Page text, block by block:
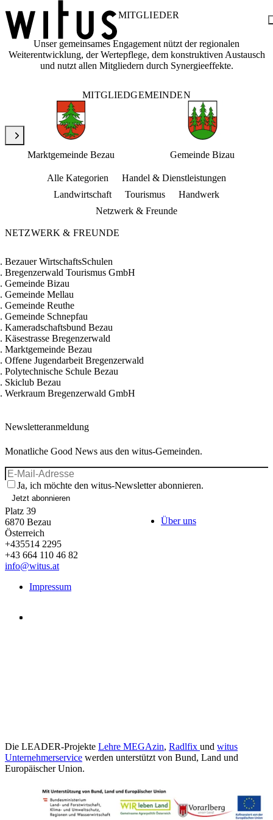
Blog
Über uns
Service
KEM witus
MITGLIEDER
Unser gemeinsames Engagement nützt der regionalen
Weiterentwicklung, der Wertepflege, dem konstruktiven Austausch
und nutzt allen Mitgliedern durch Synergieeffekte.
MITGLIEDGEMEINDEN
Marktgemeinde Bezau Gemeinde Bizau
Alle Kategorien
Handel & Dienstleistungen
Landwirtschaft
Tourismus
Handwerk
Netzwerk & Freunde
NETZWERK & FREUNDE
Bezauer WirtschaftsSchulen
Bregenzerwald Tourismus GmbH
Gemeinde Bizau
Gemeinde Mellau
Gemeinde Reuthe
Gemeinde Schnepfau
Kameradschaftsbund Bezau
Käsestrasse Bregenzerwald
Marktgemeinde Bezau
Offene Jugendarbeit Bregenzerwald
Polytechnische Schule Bezau
Skiclub Bezau
Werkraum Bregenzerwald GmbH
Newsletteranmeldung
Monatliche Good News aus den witus-Gemeinden.
Ja, ich möchte den witus-Newsletter abonnieren.
Jetzt abonnieren
Platz 39
6870 Bezau
Österreich
+435514 2295
+43 664 110 46 82
info@witus.at
Über uns
Impressum
Die LEADER-Projekte Lehre MEGAzin, Radlfix und witus
Unternehmerservice werden unterstützt von Bund, Land und
Europäischer Union.